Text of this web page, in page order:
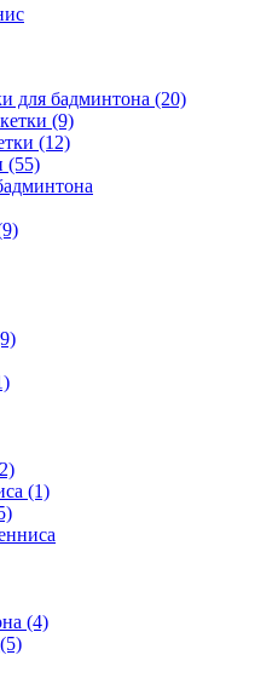
для бадминтона (20)
(9)
(12)
(55)
(1)
(4)